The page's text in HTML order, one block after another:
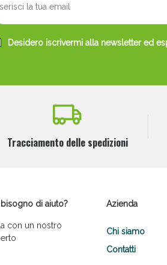
Desidero iscrivermi alla newsletter ed
Tracciamento delle spedizioni
bisogno di aiuto?
con un nostro
Azienda
Chi siamo
Contatti